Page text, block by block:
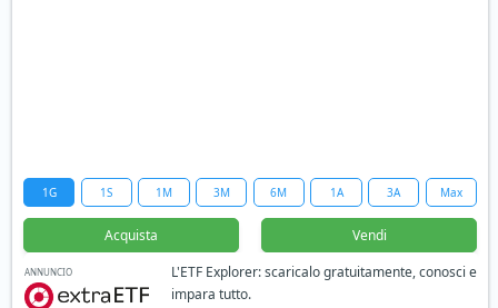
1G 1S 1M 3M 6M 1A 3A Max
Acquista Vendi
ANNUNCIO
L'ETF Explorer: scaricalo gratuitamente, conosci e
impara tutto.